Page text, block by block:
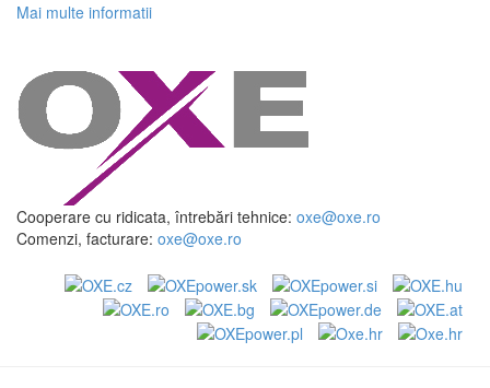
Mai multe informatii
Cooperare cu ridicata, întrebări tehnice: oxe@oxe.ro
Comenzi, facturare: oxe@oxe.ro